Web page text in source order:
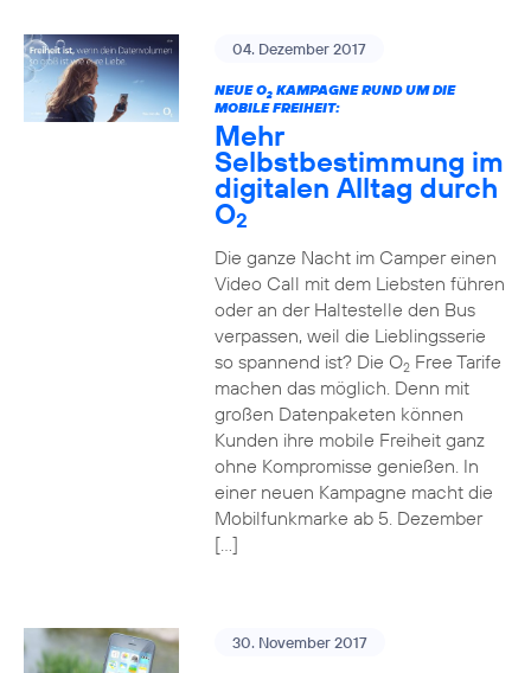
04. Dezember 2017
NEUE O2KAMPAGNE RUND UM DIE
MOBILE FREIHEIT:
Mehr
Selbstbestimmung im
digitalen Alltag durch
O2
Die ganze Nacht im Camper einen
Video Call mit dem Liebsten führen
oder an der Haltestelle den Bus
verpassen, weil die Lieblingsserie
so spannend ist? Die O2Free Tarife
machen das möglich. Denn mit
großen Datenpaketen können
Kunden ihre mobile Freiheit ganz
ohne Kompromisse genießen. In
einer neuen Kampagne macht die
Mobilfunkmarke ab 5. Dezember
[…]
30. November 2017